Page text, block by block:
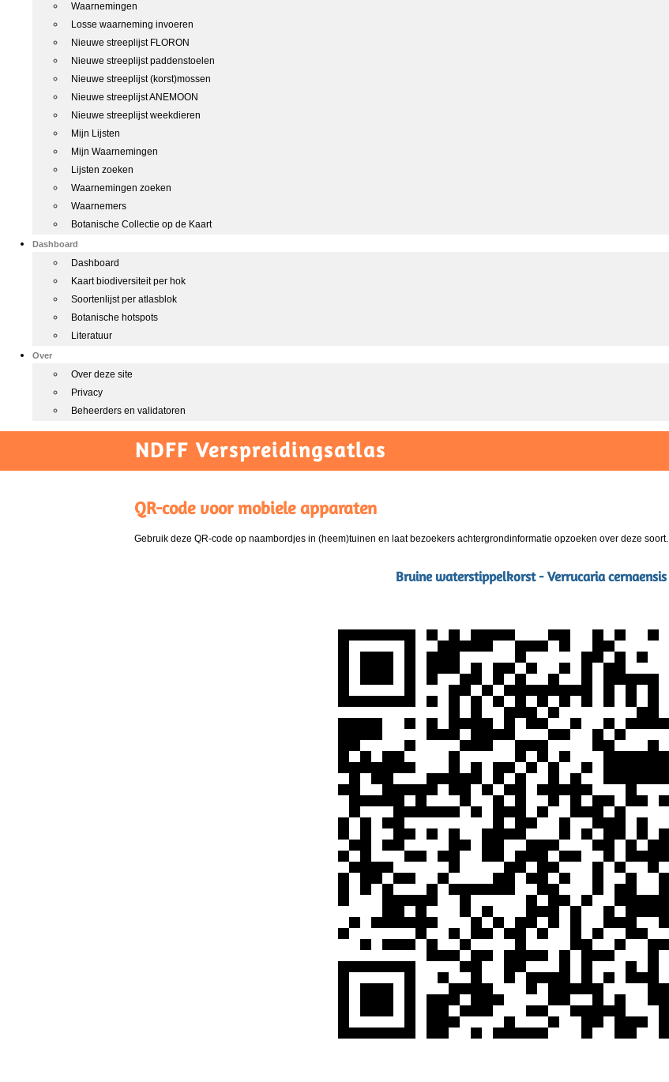
Waarnemingen
Losse waarneming invoeren
Nieuwe streeplijst FLORON
Nieuwe streeplijst paddenstoelen
Nieuwe streeplijst (korst)mossen
Nieuwe streeplijst ANEMOON
Nieuwe streeplijst weekdieren
Mijn Lijsten
Mijn Waarnemingen
Lijsten zoeken
Waarnemingen zoeken
Waarnemers
Botanische Collectie op de Kaart
Dashboard
Dashboard
Kaart biodiversiteit per hok
Soortenlijst per atlasblok
Botanische hotspots
Literatuur
Over
Over deze site
Privacy
Beheerders en validatoren
NDFF Verspreidingsatlas
QR-code voor mobiele apparaten
Gebruik deze QR-code op naambordjes in (heem)tuinen en laat bezoekers achtergrondinformatie opzoeken over deze soort.
Bruine waterstippelkorst - Verrucaria cernaensis